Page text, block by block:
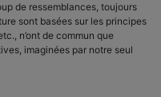
de ressemblances, toujours
sont basées sur les principes
n’ont de commun que
imaginées par notre seul